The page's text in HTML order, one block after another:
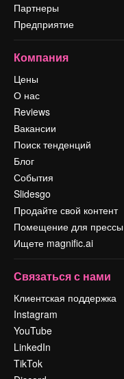
Партнеры
Предприятие
Компания
Цены
О нас
Reviews
Вакансии
Поиск тенденций
Блог
События
Slidesgo
Продайте свой контент
Помещение для прессы
Ищете magnific.ai
Связаться с нами
Клиентская поддержка
Instagram
YouTube
LinkedIn
TikTok